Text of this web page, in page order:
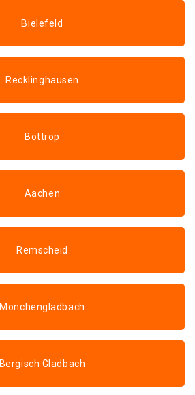
Bielefeld
Recklinghausen
Bottrop
Aachen
Remscheid
Mönchengladbach
Bergisch Gladbach